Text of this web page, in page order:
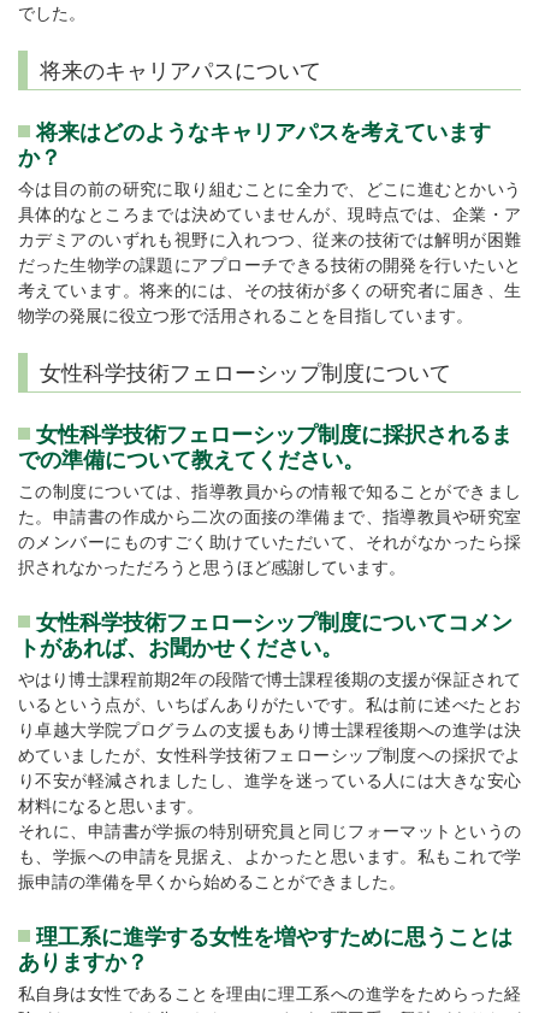
でした。
将来のキャリアパスについて
将来はどのようなキャリアパスを考えています
か？
今は目の前の研究に取り組むことに全力で、どこに進むとかいう
具体的なところまでは決めていませんが、現時点では、企業・ア
カデミアのいずれも視野に入れつつ、従来の技術では解明が困難
だった生物学の課題にアプローチできる技術の開発を行いたいと
考えています。将来的には、その技術が多くの研究者に届き、生
物学の発展に役立つ形で活用されることを目指しています。
女性科学技術フェローシップ制度について
女性科学技術フェローシップ制度に採択されるま
での準備について教えてください。
この制度については、指導教員からの情報で知ることができまし
た。申請書の作成から二次の面接の準備まで、指導教員や研究室
のメンバーにものすごく助けていただいて、それがなかったら採
択されなかっただろうと思うほど感謝しています。
女性科学技術フェローシップ制度についてコメン
トがあれば、お聞かせください。
やはり博士課程前期2年の段階で博士課程後期の支援が保証されて
いるという点が、いちばんありがたいです。私は前に述べたとお
り卓越大学院プログラムの支援もあり博士課程後期への進学は決
めていましたが、女性科学技術フェローシップ制度への採択でよ
り不安が軽減されましたし、進学を迷っている人には大きな安心
材料になると思います。
それに、申請書が学振の特別研究員と同じフォーマットというの
も、学振への申請を見据え、よかったと思います。私もこれで学
振申請の準備を早くから始めることができました。
理工系に進学する女性を増やすために思うことは
ありますか？
私自身は女性であることを理由に理工系への進学をためらった経